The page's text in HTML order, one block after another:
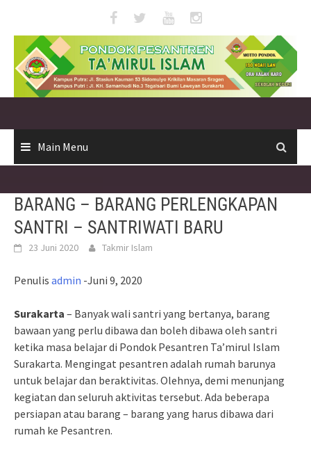
content
Main Menu
BARANG – BARANG PERLENGKAPAN
SANTRI – SANTRIWATI BARU
23 Juni 2020 Takmir Islam
Penulis admin -Juni 9, 2020
Surakarta – Banyak wali santri yang bertanya, barang
bawaan yang perlu dibawa dan boleh dibawa oleh santri
ketika masa belajar di Pondok Pesantren Ta’mirul Islam
Surakarta. Mengingat pesantren adalah rumah barunya
untuk belajar dan beraktivitas. Olehnya, demi menunjang
kegiatan dan seluruh aktivitas tersebut. Ada beberapa
persiapan atau barang – barang yang harus dibawa dari
rumah ke Pesantren.